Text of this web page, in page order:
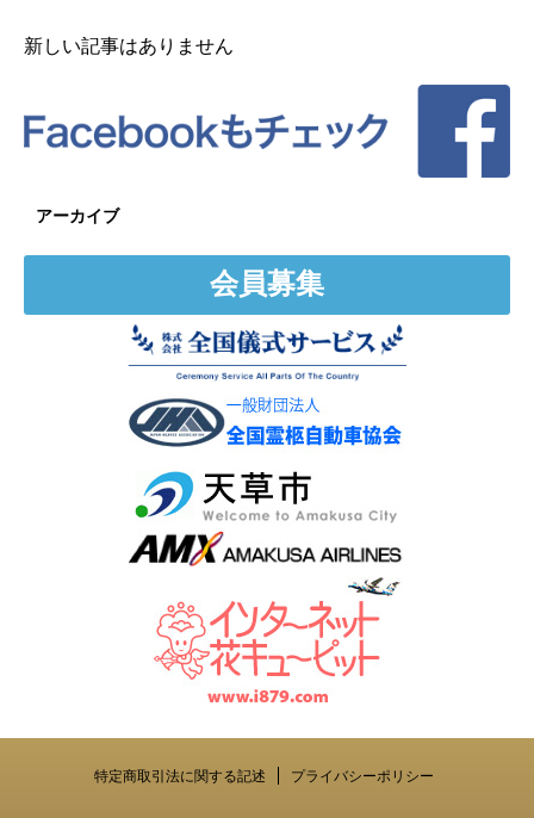
新しい記事はありません
アーカイブ
会員募集
特定商取引法に関する記述 プライバシーポリシー